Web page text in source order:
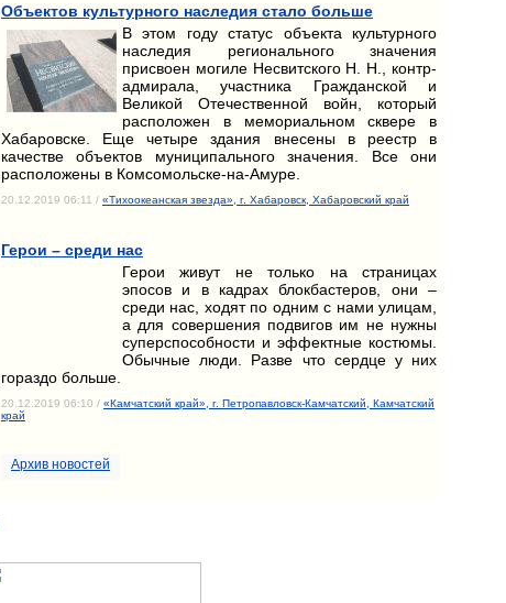
Объектов культурного наследия стало больше
В этом году статус объекта культурного
наследия регионального значения
присвоен могиле Несвитского Н. Н., контр-
адмирала, участника Гражданской и
Великой Отечественной войн, который
расположен в мемориальном сквере в
Хабаровске. Еще четыре здания внесены в реестр в
качестве объектов муниципального значения. Все они
расположены в Комсомольске-на-Амуре.
20.12.2019 06:11 / «Тихоокеанская звезда», г. Хабаровск, Хабаровский край
Герои – среди нас
Герои живут не только на страницах
эпосов и в кадрах блокбастеров, они –
среди нас, ходят по одним с нами улицам,
а для совершения подвигов им не нужны
суперспособности и эффектные костюмы.
Обычные люди. Разве что сердце у них
гораздо больше.
20.12.2019 06:10 / «Камчатский край», г. Петропавловск-Камчатский, Камчатский
край
Архив новостей